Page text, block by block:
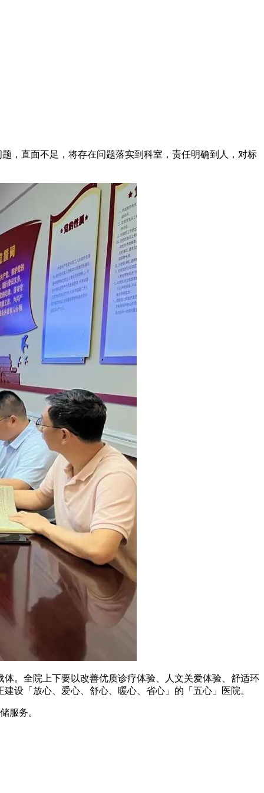
，直面不足，将存在问题落实到科室，责任明确到人，对标
。全院上下要以改善优质诊疗体验、人文关爱体验、舒适环
设「放心、爱心、舒心、暖心、省心」的「五心」医院。
服务。